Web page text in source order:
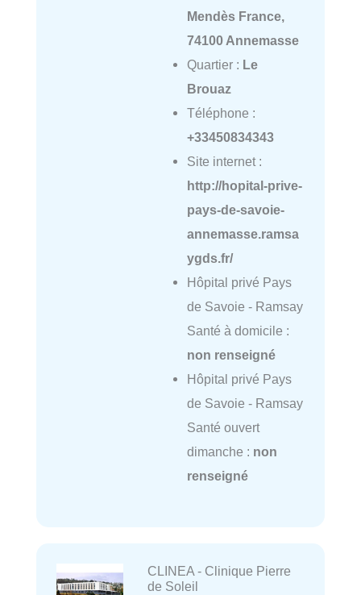
Mendès France,
74100 Annemasse
Quartier : Le
Brouaz
Téléphone :
+33450834343
Site internet :
http://hopital-prive-
pays-de-savoie-
annemasse.ramsa
ygds.fr/
Hôpital privé Pays
de Savoie - Ramsay
Santé à domicile :
non renseigné
Hôpital privé Pays
de Savoie - Ramsay
Santé ouvert
dimanche : non
renseigné
CLINEA - Clinique Pierre
de Soleil